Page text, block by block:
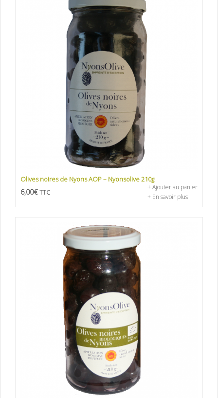
Olives noires de Nyons AOP – Nyonsolive 210g
6,00€ TTC
+ Ajouter au panier
+ En savoir plus